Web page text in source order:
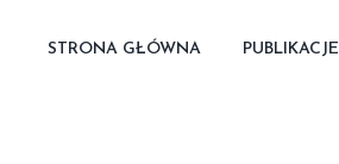
STRONA GŁÓWNA PUBLIKACJE